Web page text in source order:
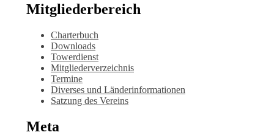
Mitgliederbereich
Charterbuch
Downloads
Towerdienst
Mitgliederverzeichnis
Termine
Diverses und Länderinformationen
Satzung des Vereins
Meta